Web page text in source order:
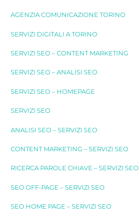
AGENZIA COMUNICAZIONE TORINO
SERVIZI DIGITALI A TORINO
SERVIZI SEO – CONTENT MARKETING
SERVIZI SEO – ANALISI SEO
SERVIZI SEO – HOMEPAGE
SERVIZI SEO
ANALISI SEO – SERVIZI SEO
CONTENT MARKETING – SERVIZI SEO
RICERCA PAROLE CHIAVE – SERVIZI SEO
SEO OFF-PAGE – SERVIZI SEO
SEO HOME PAGE – SERVIZI SEO